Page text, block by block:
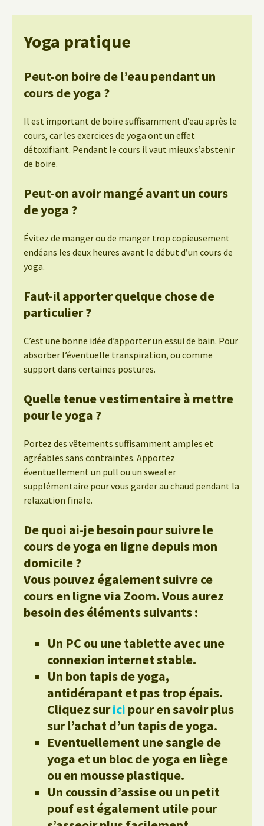
Yoga pratique
Peut-on boire de l’eau pendant un
cours de yoga ?
Il est important de boire suffisamment d’eau après le
cours, car les exercices de yoga ont un effet
détoxifiant. Pendant le cours il vaut mieux s’abstenir
de boire.
Peut-on avoir mangé avant un cours
de yoga ?
Évitez de manger ou de manger trop copieusement
endéans les deux heures avant le début d’un cours de
yoga.
Faut-il apporter quelque chose de
particulier ?
C’est une bonne idée d’apporter un essui de bain. Pour
absorber l’éventuelle transpiration, ou comme
support dans certaines postures.
Quelle tenue vestimentaire à mettre
pour le yoga ?
Portez des vêtements suffisamment amples et
agréables sans contraintes. Apportez
éventuellement un pull ou un sweater
supplémentaire pour vous garder au chaud pendant la
relaxation finale.
De quoi ai-je besoin pour suivre le
cours de yoga en ligne depuis mon
domicile ?
Vous pouvez également suivre ce
cours en ligne via Zoom. Vous aurez
besoin des éléments suivants :
Un PC ou une tablette avec une
connexion internet stable.
Un bon tapis de yoga,
antidérapant et pas trop épais.
Cliquez surici pour en savoir plus
sur l’achat d’un tapis de yoga.
Eventuellement une sangle de
yoga et un bloc de yoga en liège
ou en mousse plastique.
Un coussin d’assise ou un petit
pouf est également utile pour